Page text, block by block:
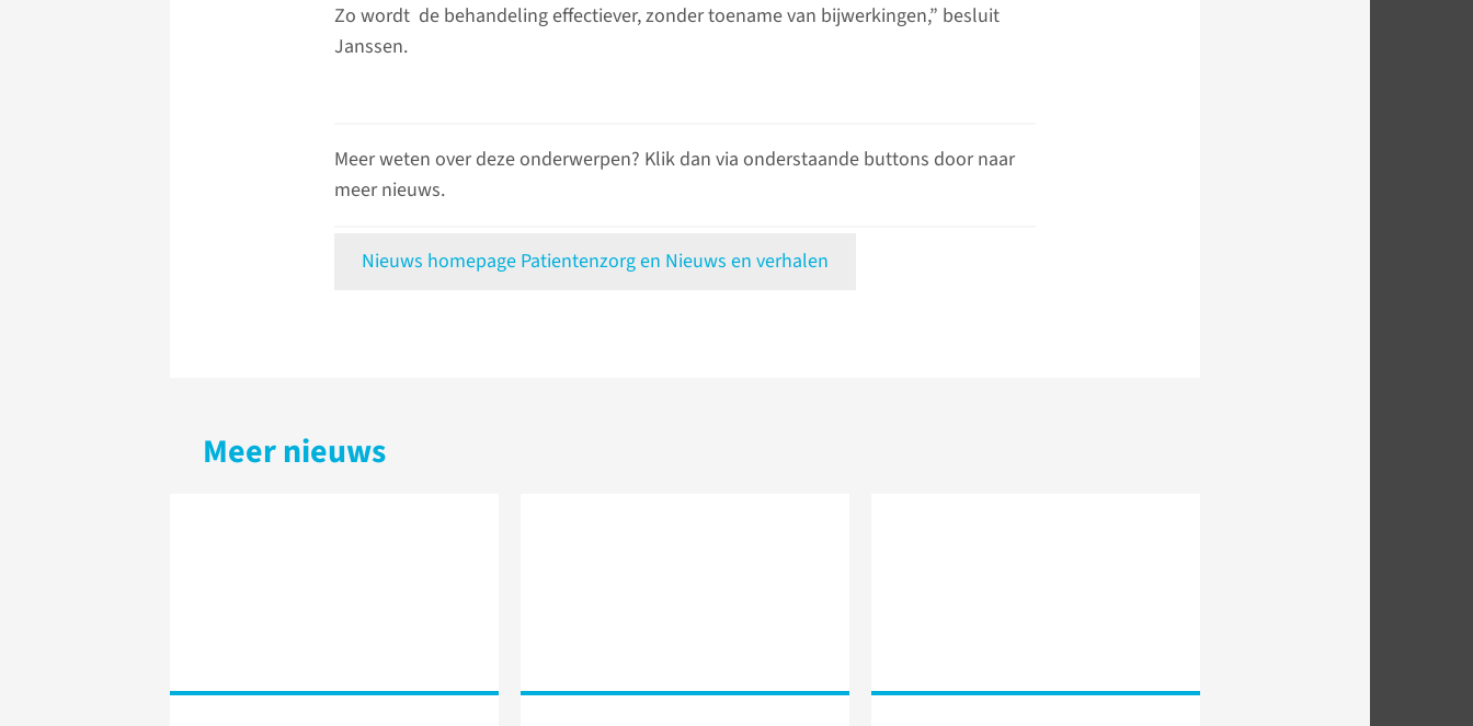
Zo wordt de behandeling effectiever, zonder toename van bijwerkingen,” besluit
Janssen.
Meer weten over deze onderwerpen? Klik dan via onderstaande buttons door naar
meer nieuws.
Nieuws homepage Patientenzorg en Nieuws en verhalen
Meer nieuws